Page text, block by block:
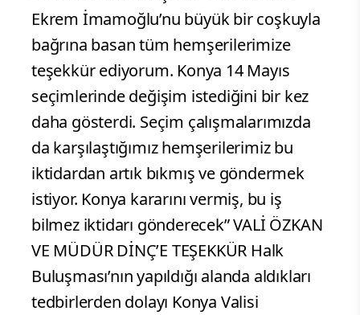
Ekrem İmamoğlu’nu büyük bir coşkuyla
bağrına basan tüm hemşerilerimize
teşekkür ediyorum. Konya 14 Mayıs
seçimlerinde değişim istediğini bir kez
daha gösterdi. Seçim çalışmalarımızda
da karşılaştığımız hemşerilerimiz bu
iktidardan artık bıkmış ve göndermek
istiyor. Konya kararını vermiş, bu iş
bilmez iktidarı gönderecek” VALİ ÖZKAN
VE MÜDÜR DİNÇ’E TEŞEKKÜR Halk
Buluşması’nın yapıldığı alanda aldıkları
tedbirlerden dolayı Konya Valisi